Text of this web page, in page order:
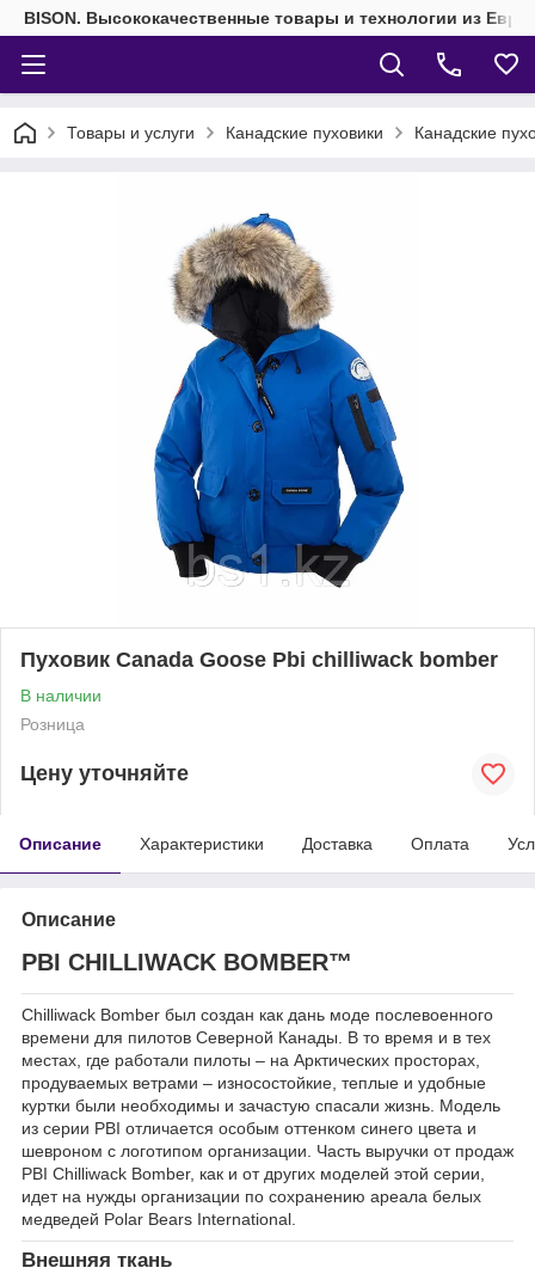
BISON. Высококачественные товары и технологии из
Товары и услуги Канадские пуховики Канадские
Пуховик Canada Goose Pbi chilliwack bomber
В наличии
Розница
Цену уточняйте
Описание Характеристики Доставка Оплата
Описание
PBI CHILLIWACK BOMBER™
Chilliwack Bomber был создан как дань моде послевоенного
времени для пилотов Северной Канады. В то время и в тех
местах, где работали пилоты – на Арктических просторах,
продуваемых ветрами – износостойкие, теплые и удобные
куртки были необходимы и зачастую спасали жизнь. Модель
из серии PBI отличается особым оттенком синего цвета и
шевроном с логотипом организации. Часть выручки от продаж
PBI Chilliwack Bomber, как и от других моделей этой серии,
идет на нужды организации по сохранению ареала белых
медведей Polar Bears International.
Внешняя ткань